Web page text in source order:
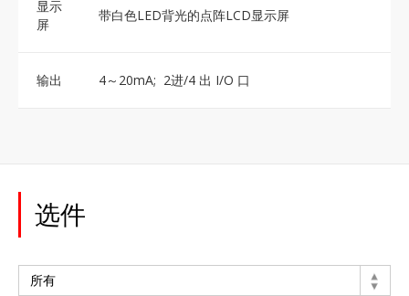
显示
屏
带白色LED背光的点阵LCD显示屏
输出 4～20mA; 2进/4 出 I/O 口
选件